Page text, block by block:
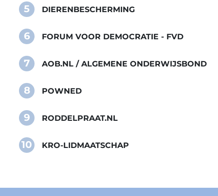
5 DIERENBESCHERMING
6 FORUM VOOR DEMOCRATIE - FVD
7 AOB.NL / ALGEMENE ONDERWIJSBOND
8 POWNED
9 RODDELPRAAT.NL
10 KRO-LIDMAATSCHAP